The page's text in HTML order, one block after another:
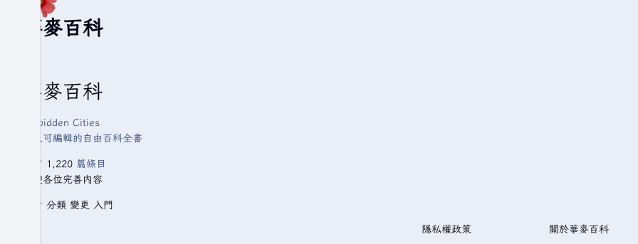
華麥百科
華麥百科
Forbidden Cities
人人可編輯的自由百科全書
已有 1,220 篇條目
歡迎各位完善內容
查看 分類 變更 入門
隱私權政策 關於華麥百科